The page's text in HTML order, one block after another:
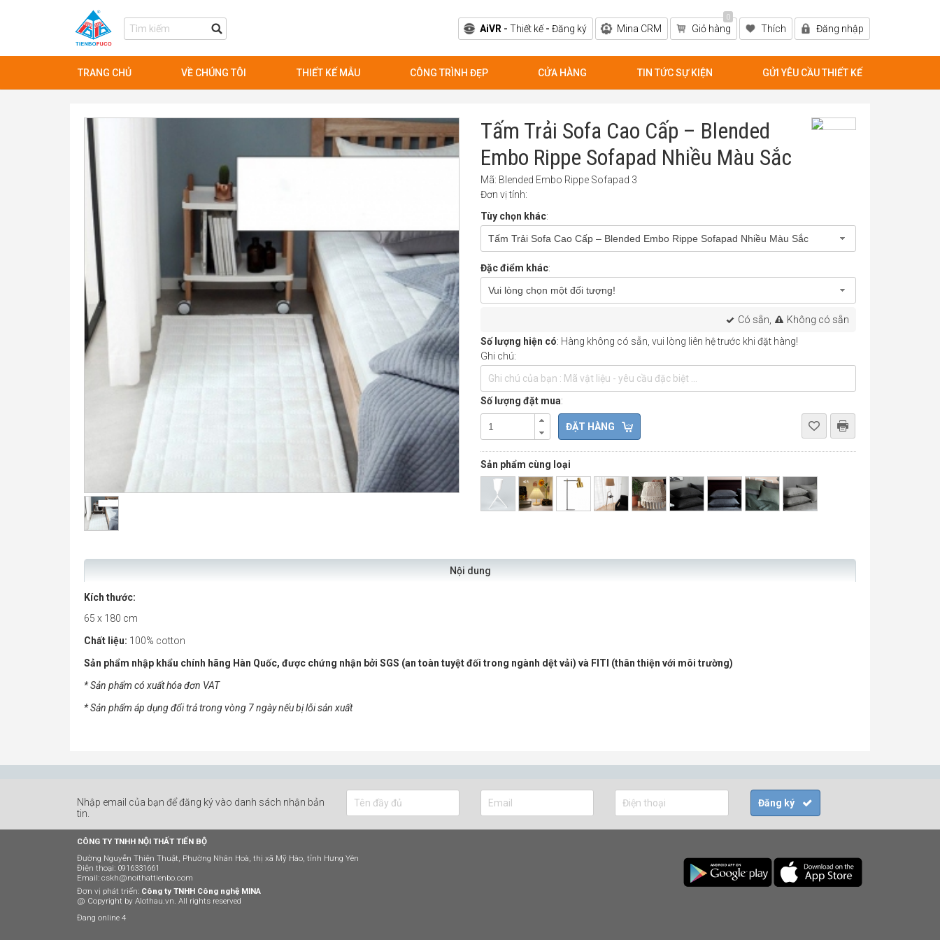
AiVR - Thiết kế- Đăng ký Mina CRM
0
Giỏ hàng Thích Đăng nhập
TRANG CHỦ VỀ CHÚNG TÔI THIẾT KẾ MẪU CÔNG TRÌNH ĐẸP CỬA HÀNG TIN TỨC SỰ KIỆN GỬI YÊU CẦU THIẾT KẾ
Tấm Trải Sofa Cao Cấp – Blended
Embo Rippe Sofapad Nhiều Màu Sắc
Mã: Blended Embo Rippe Sofapad 3
Đơn vị tính:
Tùy chọn khác:
Tấm Trải Sofa Cao Cấp – Blended Embo Rippe Sofapad Nhiều Màu Sắc
Đặc điểm khác:
Vui lòng chọn một đối tượng!
Có sẵn,
Không có sẵn
Số lượng hiện có: Hàng không có sẵn, vui lòng liên hệ trước khi đặt hàng!
Ghi chú:
Số lượng đặt mua:
Sản phẩm cùng loại
Nội dung
Kích thước:
65 x 180 cm
Chất liệu: 100% cotton
Sản phẩm nhập khẩu chính hãng Hàn Quốc, được chứng nhận bởi SGS (an toàn tuyệt đối trong ngành dệt vải) và FITI (thân thiện với môi trường)
* Sản phẩm có xuất hóa đơn VAT
* Sản phẩm áp dụng đổi trả trong vòng 7 ngày nếu bị lỗi sản xuất
Nhập email của bạn để đăng ký vào danh sách nhận bản
tin.
CÔNG TY TNHH NỘI THẤT TIẾN BỘ
Đường Nguyễn Thiện Thuật, Phường Nhân Hoà, thị xã Mỹ Hào, tỉnh Hưng Yên
Điện thoại: 0916331661
Email: cskh@noithattienbo.com
Đơn vị phát triển: Công ty TNHH Công nghệ MINA
@ Copyright by Alothau.vn. All rights reserved
Đang online 4